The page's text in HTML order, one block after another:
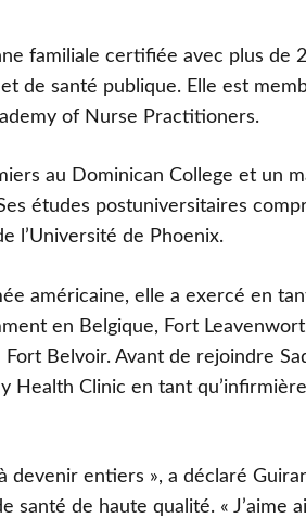
familiale certifiée avec plus de
de santé publique. Elle est
of Nurse Practitioners.
au Dominican College et un
études postuniversitaires
l’Université de Phoenix.
américaine, elle a exercé en
en Belgique, Fort
Belvoir. Avant de rejoindre
Health Clinic en tant
devenir entiers », a déclaré
santé de haute qualité. « J’aime